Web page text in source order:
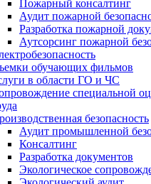
Пожарный консалтинг
Аудит пожарной
Разработка пожарной
Аутсорсинг пожарной
обучающих фильмов
в области ГО и ЧС
специальной
безопасность
Аудит промышленной
Консалтинг
Разработка документов
Экологическое